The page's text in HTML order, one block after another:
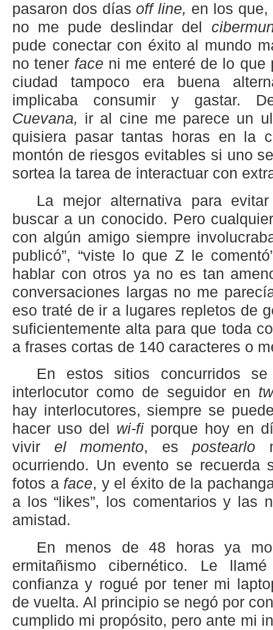
pasaron dos díasoff line, en los que,
no me pude deslindar del
pude conectar con éxito al mundo
no tener face ni me enteré de lo que
ciudad tampoco era buena
implicaba consumir y gastar.
Cuevana, ir al cine me parece un
quisiera pasar tantas horas en la
montón de riesgos evitables si uno
sortea la tarea de interactuar con
La mejor alternativa para
buscar a un conocido. Pero
con algún amigo siempre
publicó”, “viste lo que Z le
hablar con otros ya no es tan
conversaciones largas no me
eso traté de ir a lugares repletos de
suficientemente alta para que toda
a frases cortas de 140 caracteres o
En estos sitios concurridos
interlocutor como de seguidor en
hay interlocutores, siempre se
hacer uso del wi-fi porque hoy en
vivir el momento, espostearlo
ocurriendo. Un evento se recuerda
fotos a face, y el éxito de la
a los “likes”, los comentarios y las
amistad.
En menos de 48 horas ya
ermitañismo cibernético. Le
confianza y rogué por tener mi
de vuelta. Al principio se negó por
cumplido mi propósito, pero ante mi